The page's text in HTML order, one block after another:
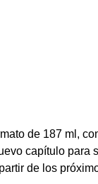
de 187 ml,
capítulo para
de los